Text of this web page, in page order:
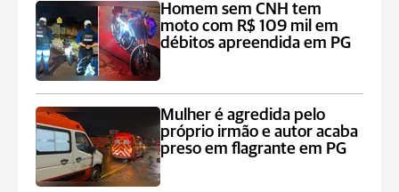
Homem sem CNH tem
moto com R$ 109 mil em
débitos apreendida em PG
Mulher é agredida pelo
próprio irmão e autor acaba
preso em flagrante em PG